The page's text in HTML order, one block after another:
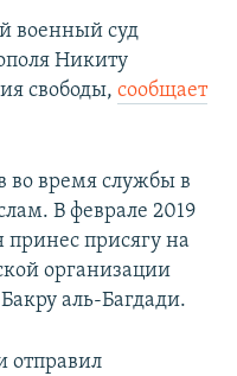
военный суд
Никиту
свободы, сообщает
во время службы в
В феврале 2019
принес присягу на
организации
аль-Багдади.
отправил